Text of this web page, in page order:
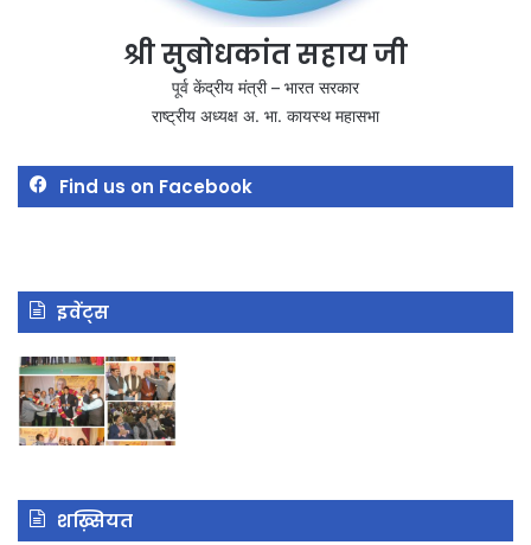
श्री सुबोधकांत सहाय जी
पूर्व केंद्रीय मंत्री – भारत सरकार
राष्ट्रीय अध्यक्ष अ. भा. कायस्थ महासभा
Find us on Facebook
इवेंट्स
शख़्सियत